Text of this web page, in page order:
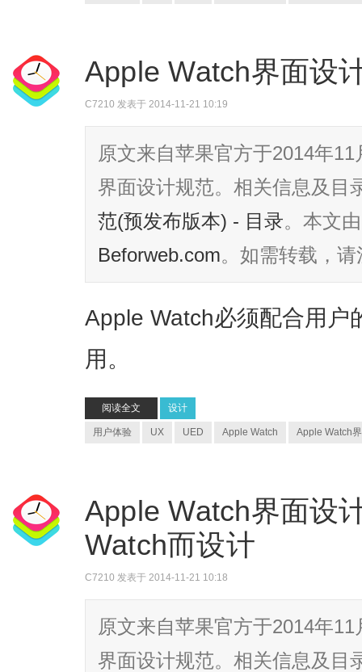
Apple Watch界面设
C7210 发表于 2014-11-21 10:19
原文来自苹果官方于2014年
界面设计规范。相关信息及目
范(预发布版本) - 目录。本文由
Beforweb.com。如需转载，
Apple Watch必须配合用户
用。
阅读全文 设计
用户体验 UX UED Apple Watch Apple Watch
Apple Watch界面设
Watch而设计
C7210 发表于 2014-11-21 10:18
原文来自苹果官方于2014年
界面设计规范。相关信息及目